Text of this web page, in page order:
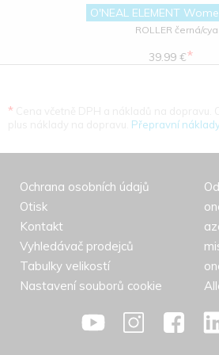
O'NEAL ELEMENT
ROLLER černá/
39.99 €*
*
Přepravní
Ochrana osobních údajů
Otisk
Kontakt
Vyhledávač prodejců
Tabulky velikostí
Nastavení souborů cookie